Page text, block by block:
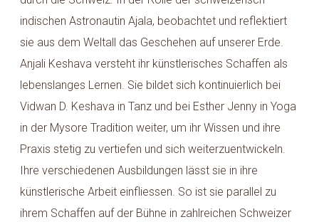
indischen Astronautin Ajala, beobachtet und reflektiert
sie aus dem Weltall das Geschehen auf unserer Erde.
Anjali Keshava versteht ihr künstlerisches Schaffen als
lebenslanges Lernen. Sie bildet sich kontinuierlich bei
Vidwan D. Keshava in Tanz und bei Esther Jenny in Yoga
in der Mysore Tradition weiter, um ihr Wissen und ihre
Praxis stetig zu vertiefen und sich weiterzuentwickeln.
Ihre verschiedenen Ausbildungen lässt sie in ihre
künstlerische Arbeit einfliessen. So ist sie parallel zu
ihrem Schaffen auf der Bühne in zahlreichen Schweizer